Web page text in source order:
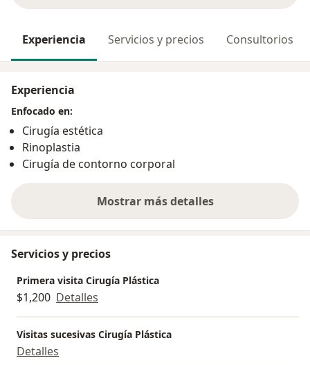
Experiencia Servicios y precios Consultorios
Experiencia
Enfocado en:
Cirugía estética
Rinoplastia
Cirugía de contorno corporal
Mostrar más detalles
sobre la experiencia
Servicios y precios
Primera visita Cirugía Plástica
$1,200 Detalles
Visitas sucesivas Cirugía Plástica
Detalles